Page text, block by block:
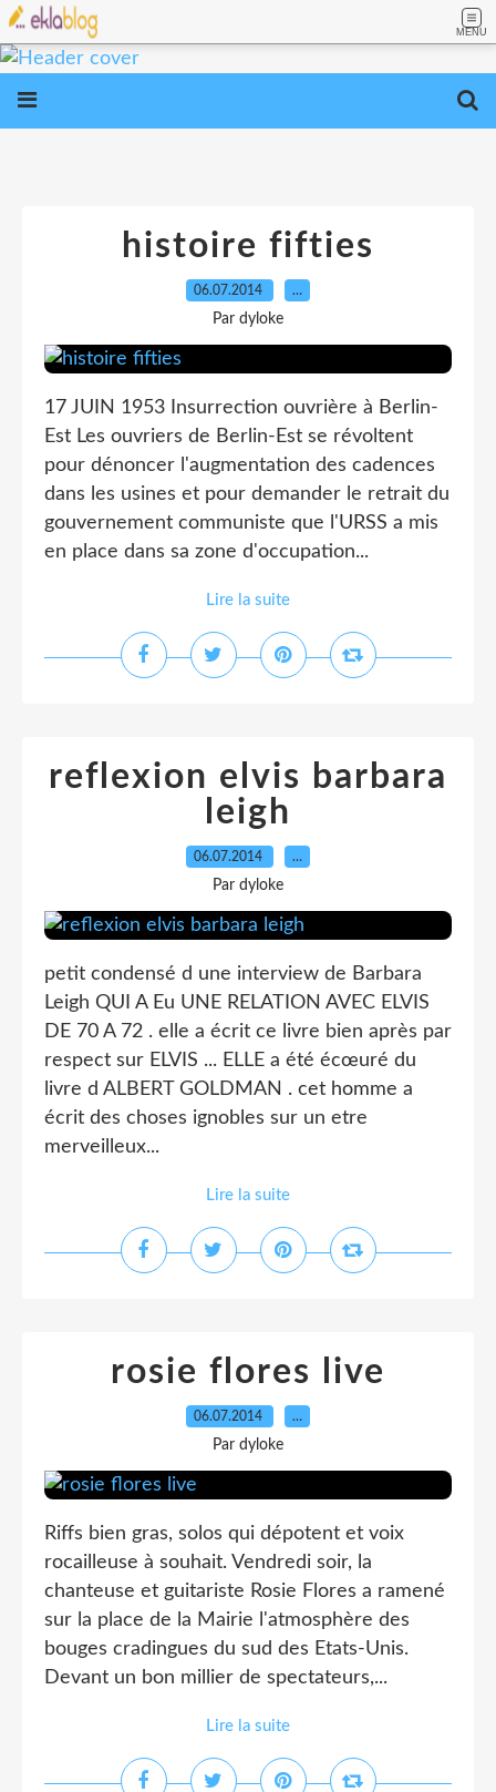
MENU
histoire fifties
06.07.2014 …
Par dyloke
17 JUIN 1953 Insurrection ouvrière à Berlin-
Est Les ouvriers de Berlin-Est se révoltent
pour dénoncer l'augmentation des cadences
dans les usines et pour demander le retrait du
gouvernement communiste que l'URSS a mis
en place dans sa zone d'occupation...
Lire la suite
reflexion elvis barbara
leigh
06.07.2014 …
Par dyloke
petit condensé d une interview de Barbara
Leigh QUI A Eu UNE RELATION AVEC ELVIS
DE 70 A 72 . elle a écrit ce livre bien après par
respect sur ELVIS ... ELLE a été écœuré du
livre d ALBERT GOLDMAN . cet homme a
écrit des choses ignobles sur un etre
merveilleux...
Lire la suite
rosie flores live
06.07.2014 …
Par dyloke
Riffs bien gras, solos qui dépotent et voix
rocailleuse à souhait. Vendredi soir, la
chanteuse et guitariste Rosie Flores a ramené
sur la place de la Mairie l'atmosphère des
bouges cradingues du sud des Etats-Unis.
Devant un bon millier de spectateurs,...
Lire la suite